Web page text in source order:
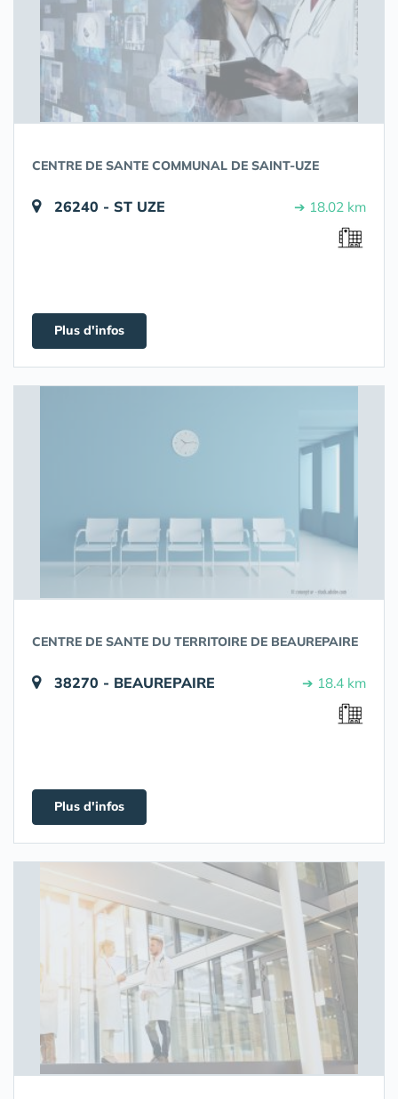
CENTRE DE SANTE COMMUNAL DE SAINT-UZE
26240 - ST UZE ➔ 18.02 km
Plus d'infos
CENTRE DE SANTE DU TERRITOIRE DE BEAUREPAIRE
38270 - BEAUREPAIRE ➔ 18.4 km
Plus d'infos